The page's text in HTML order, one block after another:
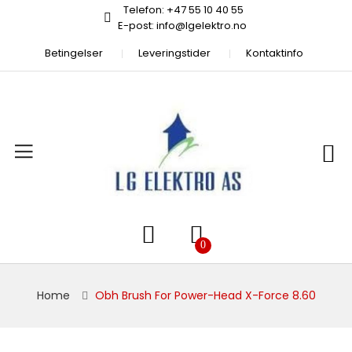
Telefon: +47 55 10 40 55
E-post: info@lgelektro.no
Betingelser
Leveringstider Kontaktinfo
Home Obh Brush For Power-Head X-Force 8.60